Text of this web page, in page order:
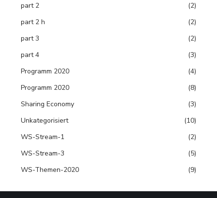
part 2
(2)
part 2 h
(2)
part 3
(2)
part 4
(3)
Programm 2020
(4)
Programm 2020
(8)
Sharing Economy
(3)
Unkategorisiert
(10)
WS-Stream-1
(2)
WS-Stream-3
(5)
WS-Themen-2020
(9)